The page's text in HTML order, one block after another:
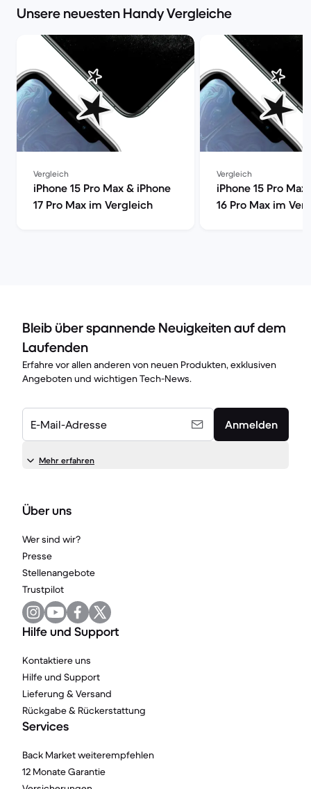
Unsere neuesten Handy Vergleiche
Vergleich
iPhone 15 Pro Max & iPhone
17 Pro Max im Vergleich
Vergleich
iPhone 15 Pro
16 Pro Max im
Bleib über spannende Neuigkeiten auf dem
Laufenden
Erfahre vor allen anderen von neuen Produkten, exklusiven
Angeboten und wichtigen Tech-News.
E-Mail-Adresse Anmelden
Mehr erfahren
Über uns
Wer sind wir?
Presse
Stellenangebote
Trustpilot
Hilfe und Support
Kontaktiere uns
Hilfe und Support
Lieferung & Versand
Rückgabe & Rückerstattung
Services
Back Market weiterempfehlen
12 Monate Garantie